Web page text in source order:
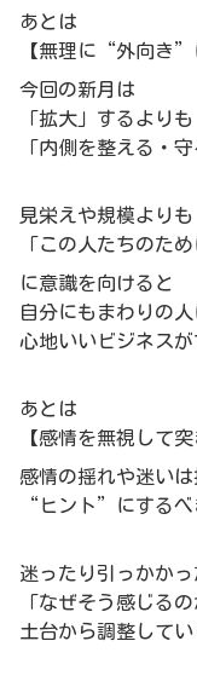
あとは
【無理に“外向き”
今回の新月は
「拡大」するよりも
「内側を整える・
見栄えや規模よりも
「この人たちのた
に意識を向けると
自分にもまわりの人
心地いいビジネスが
あとは
【感情を無視して突
感情の揺れや迷い
“ヒント”にするべ
迷ったり引っかか
「なぜそう感じる
土台から調整してい